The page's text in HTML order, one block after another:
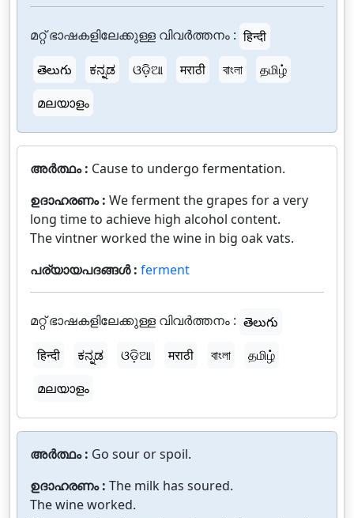
മറ്റ് ഭാഷകളിലേക്കുള്ള വിവർത്തനം : हिन्दी
తెలుగు
ಕನ್ನಡ ଓଡ଼ିଆ मराठी বাংলা
தமிழ்
മലയാളം
അർത്ഥം : Cause to undergo fermentation.
ഉദാഹരണം : We ferment the grapes for a very
long time to achieve high alcohol content.
The vintner worked the wine in big oak vats.
പര്യായപദങ്ങൾ : ferment
മറ്റ് ഭാഷകളിലേക്കുള്ള വിവർത്തനം : తెలుగు
हिन्दी
ಕನ್ನಡ ଓଡ଼ିଆ मराठी বাংলা
தமிழ்
മലയാളം
അർത്ഥം : Go sour or spoil.
ഉദാഹരണം : The milk has soured.
The wine worked.